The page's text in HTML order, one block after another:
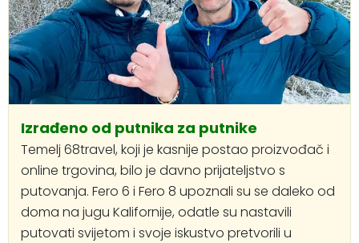
Izrađeno od putnika za putnike
Temelj 68travel, koji je kasnije postao proizvođač i
online trgovina, bilo je davno prijateljstvo s
putovanja. Fero 6 i Fero 8 upoznali su se daleko od
doma na jugu Kalifornije, odatle su nastavili
putovati svijetom i svoje iskustvo pretvorili u